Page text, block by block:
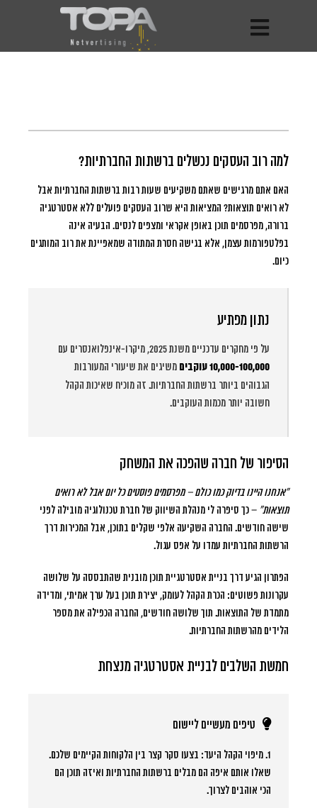
למה רוב העסקים נכשלים ברשתות החברתיות?
האם אתם מרגישים שאתם משקיעים שעות רבות ברשתות החברתיות אבל
לא רואים תוצאות? המציאות היא שרוב העסקים פועלים ללא אסטרטגיה
ברורה, מפרסמים תוכן באופן אקראי ומצפים לנסים. הבעיה אינה
בפלטפורמות עצמן, אלא בגישה חסרת המתודה שמאפיינת את רוב המותגים
כיום.
נתון מפתיע
על פי מחקרים עדכניים משנת 2025, מיקרו-אינפלואנסרים עם
10,000-100,000 עוקבים
משיגים את שיעורי המעורבות
הגבוהים ביותר ברשתות החברתיות. זה מוכיח שאיכות הקהל
חשובה יותר מכמות העוקבים.
הסיפור של חברה שהפכה את המשחק
“אנחנו היינו בדיוק כמו כולם – מפרסמים פוסטים כל יום אבל לא רואים
תוצאות” – כך סיפרה לי מנהלת השיווק של חברת טכנולוגיה מובילה לפני
שישה חודשים. החברה השקיעה אלפי שקלים בתוכן, אבל המכירות דרך
הרשתות החברתיות עמדו על אפס עגול.
הפתרון הגיע דרך בניית אסטרטגיית תוכן מובנית שהתבססה על שלושה
עקרונות פשוטים: הכרת הקהל לעומק, יצירת תוכן בעל ערך אמיתי, ומדידה
מתמדת של התוצאות. תוך שלושה חודשים, החברה הכפילה את מספר
הלידים מהרשתות החברתיות.
חמשת השלבים לבניית אסטרטגיה מנצחת
טיפים מעשיים ליישום
1. מיפוי הקהל היעד:
בצעו סקר קצר בין הלקוחות הקיימים שלכם.
שאלו אותם איפה הם מבלים ברשתות החברתיות ואיזה תוכן הם
הכי אוהבים לצרוך.